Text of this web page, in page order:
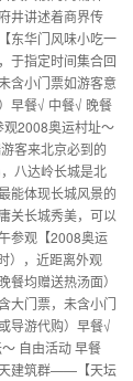
井讲述着商界传
东华门风味小吃一
于指定时间集合回
含小门票如游客意
早餐√ 中餐√ 晚餐
观2008奥运村址～
客来北京必到的
八达岭长城是北
能体现长城风景的
关长城秀美，可以
参观【2008奥运
），近距离外观
餐均赠送热汤面）
大门票，未含小门
导游代购）早餐√
自由活动 早餐
天建筑群——【天坛